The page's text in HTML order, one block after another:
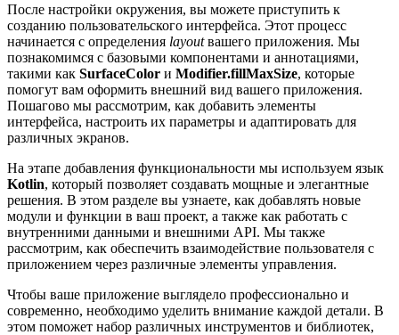
После настройки окружения, вы можете приступить к
созданию пользовательского интерфейса. Этот процесс
начинается с определения layoutвашего приложения. Мы
познакомимся с базовыми компонентами и аннотациями,
такими как SurfaceColor и Modifier.fillMaxSize, которые
помогут вам оформить внешний вид вашего приложения.
Пошагово мы рассмотрим, как добавить элементы
интерфейса, настроить их параметры и адаптировать для
различных экранов.
На этапе добавления функциональности мы используем язык
Kotlin, который позволяет создавать мощные и элегантные
решения. В этом разделе вы узнаете, как добавлять новые
модули и функции в ваш проект, а также как работать с
внутренними данными и внешними API. Мы также
рассмотрим, как обеспечить взаимодействие пользователя с
приложением через различные элементы управления.
Чтобы ваше приложение выглядело профессионально и
современно, необходимо уделить внимание каждой детали. В
этом поможет набор различных инструментов и библиотек,